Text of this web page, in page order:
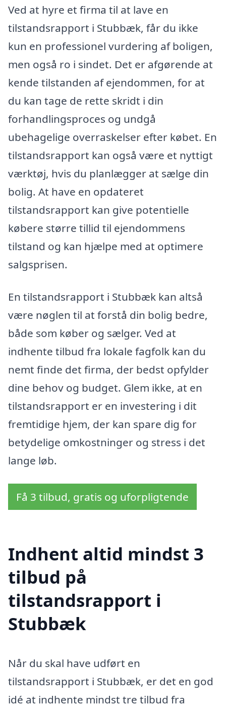
Ved at hyre et firma til at lave en
tilstandsrapport i Stubbæk, får du ikke
kun en professionel vurdering af boligen,
men også ro i sindet. Det er afgørende at
kende tilstanden af ejendommen, for at
du kan tage de rette skridt i din
forhandlingsproces og undgå
ubehagelige overraskelser efter købet. En
tilstandsrapport kan også være et nyttigt
værktøj, hvis du planlægger at sælge din
bolig. At have en opdateret
tilstandsrapport kan give potentielle
købere større tillid til ejendommens
tilstand og kan hjælpe med at optimere
salgsprisen.
En tilstandsrapport i Stubbæk kan altså
være nøglen til at forstå din bolig bedre,
både som køber og sælger. Ved at
indhente tilbud fra lokale fagfolk kan du
nemt finde det firma, der bedst opfylder
dine behov og budget. Glem ikke, at en
tilstandsrapport er en investering i dit
fremtidige hjem, der kan spare dig for
betydelige omkostninger og stress i det
lange løb.
Få 3 tilbud, gratis og uforpligtende
Indhent altid mindst 3
tilbud på
tilstandsrapport i
Stubbæk
Når du skal have udført en
tilstandsrapport i Stubbæk, er det en god
idé at indhente mindst tre tilbud fra